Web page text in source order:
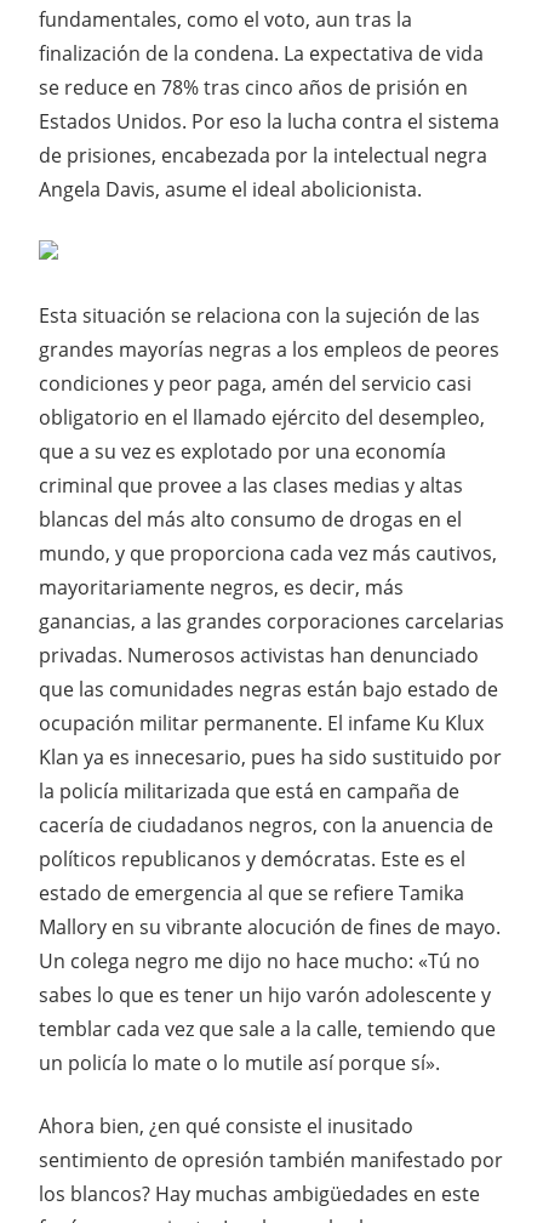
fundamentales, como el voto, aun tras la
finalización de la condena. La expectativa de vida
se reduce en 78% tras cinco años de prisión en
Estados Unidos. Por eso la lucha contra el sistema
de prisiones, encabezada por la intelectual negra
Angela Davis, asume el ideal abolicionista.
Esta situación se relaciona con la sujeción de las
grandes mayorías negras a los empleos de peores
condiciones y peor paga, amén del servicio casi
obligatorio en el llamado ejército del desempleo,
que a su vez es explotado por una economía
criminal que provee a las clases medias y altas
blancas del más alto consumo de drogas en el
mundo, y que proporciona cada vez más cautivos,
mayoritariamente negros, es decir, más
ganancias, a las grandes corporaciones carcelarias
privadas. Numerosos activistas han denunciado
que las comunidades negras están bajo estado de
ocupación militar permanente. El infame Ku Klux
Klan ya es innecesario, pues ha sido sustituido por
la policía militarizada que está en campaña de
cacería de ciudadanos negros, con la anuencia de
políticos republicanos y demócratas. Este es el
estado de emergencia al que se refiere Tamika
Mallory en su vibrante alocución de fines de mayo.
Un colega negro me dijo no hace mucho: «Tú no
sabes lo que es tener un hijo varón adolescente y
temblar cada vez que sale a la calle, temiendo que
un policía lo mate o lo mutile así porque sí».
Ahora bien, ¿en qué consiste el inusitado
sentimiento de opresión también manifestado por
los blancos? Hay muchas ambigüedades en este